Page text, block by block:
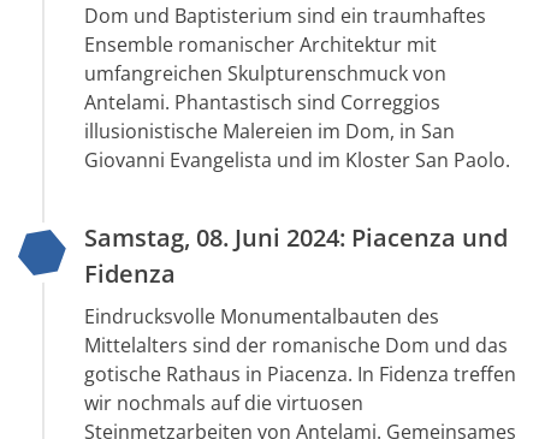
Dom und Baptisterium sind ein traumhaftes
Ensemble romanischer Architektur mit
umfangreichen Skulpturenschmuck von
Antelami. Phantastisch sind Correggios
illusionistische Malereien im Dom, in San
Giovanni Evangelista und im Kloster San Paolo.
Samstag, 08. Juni 2024: Piacenza und
Fidenza
Eindrucksvolle Monumentalbauten des
Mittelalters sind der romanische Dom und das
gotische Rathaus in Piacenza. In Fidenza treffen
wir nochmals auf die virtuosen
Steinmetzarbeiten von Antelami. Gemeinsames